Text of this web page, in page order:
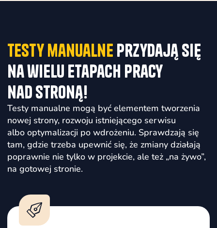
Testy manualne przydają się
na wielu etapach pracy
nad stroną!
Testy manualne mogą być elementem tworzenia
nowej strony, rozwoju istniejącego serwisu
albo optymalizacji po wdrożeniu. Sprawdzają się
tam, gdzie trzeba upewnić się, że zmiany działają
poprawnie nie tylko w projekcie, ale też „na żywo”,
na gotowej stronie.